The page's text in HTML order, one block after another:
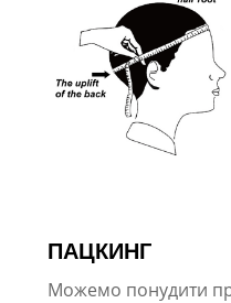
ПАЦКИНГ
Можемо понудити